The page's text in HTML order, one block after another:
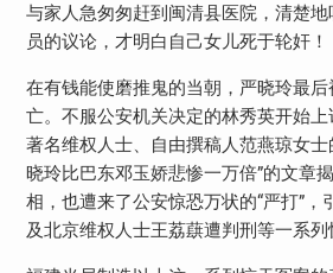
与家人急匆匆赶到闽清县医院，清楚
员的议论，才明白自己女儿死于轮奸！
在有钱能使磨推鬼的当朝，严晓玲最
亡。不服公安机关决定的林秀英开始
著名维权人士、自由撰稿人范燕琼女士
晓玲比巴东邓玉娇悲惨一万倍”的文章
相，也遭来了公安惊恐万状的“严打”，
及北京维权人士王荔蕻遭判刑等一系列